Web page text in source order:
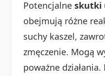
Potencjalne skutki
obejmują różne
suchy kaszel,
zmęczenie. Mogą
poważne